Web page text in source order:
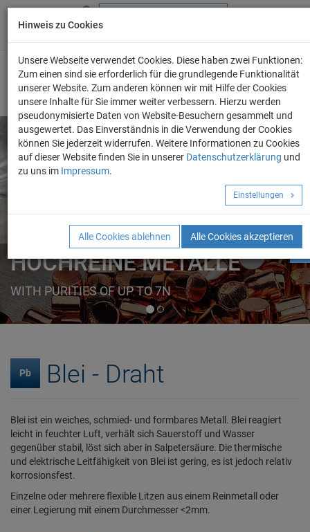
+49 (0) 69 986 4604 - 0
ELEMENTE
FORMEN
HOCHREINE METALLE
WITH PURITIES OF UP TO 7N
HOCHREINE METALLE
FROM A TO Z IN OUR ONLINE CATALOGUE
Angebot anfordern!
Pb Blei - Draht
Blei ist ein weiches, schmied- und formbares Metall. Blei reagiert
leicht in feuchter Luft, verhält sich Sauerstoff und Wasser
gegenüber stabil, löst sich aber in Salpetersäure. Die thermische
und elektrische Leitfähigkeit von Blei ist gering, es ist jedoch relativ
korrosionsfest.
Einzelne oder mehrere flexible Litzen aus einem Reinmetall oder
einer Legierung mit einem Durchmesser <2mm.
Hinweis zu Cookies
Unsere Webseite verwendet Cookies. Diese haben zwei Funktionen:
Zum einen sind sie erforderlich für die grundlegende Funktionalität
unserer Website. Zum anderen können wir mit Hilfe der Cookies
unsere Inhalte für Sie immer weiter verbessern. Hierzu werden
pseudonymisierte Daten von Website-Besuchern gesammelt und
ausgewertet. Das Einverständnis in die Verwendung der Cookies
können Sie jederzeit widerrufen. Weitere Informationen zu Cookies
auf dieser Website finden Sie in unserer Datenschutzerklärung und
zu uns im Impressum.
Einstellungen
Alle Cookies ablehnen Alle Cookies akzeptieren